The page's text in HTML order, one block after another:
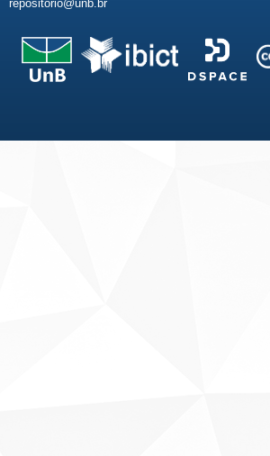
repositorio@unb.br